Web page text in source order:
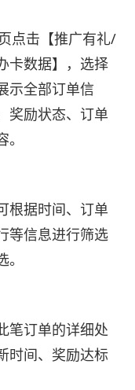
点击【推广有礼/
卡数据】，选择
示全部订单信
奖励状态、订单
据时间、订单
等信息进行筛选
订单的详细处
时间、奖励达标